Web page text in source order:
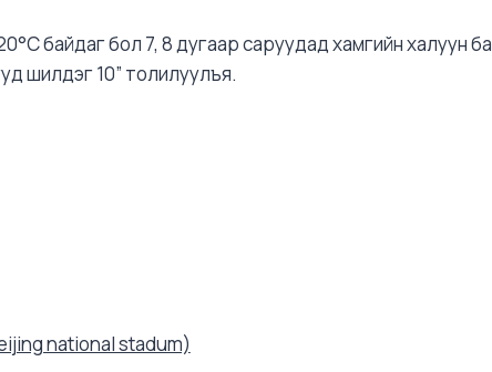
байдаг бол 7, 8 дугаар саруудад хамгийн халуун ба
шилдэг 10” толилуулъя.
national stadum)